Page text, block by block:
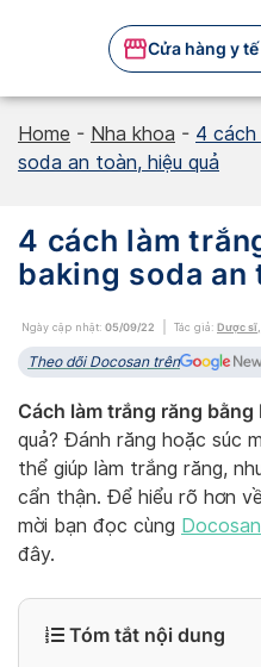
Cửa hàng y tế
Home - Nha khoa - 4 cách
soda an toàn, hiệu quả
4 cách làm
baking soda an
Ngày cập nhật: 05/09/22 Tác giả: Dược sĩ,
Theo dõi Docosan trên
Cách làm trắng răng
quả? Đánh răng hoặc súc
thể giúp làm trắng răng,
cẩn thận. Để hiểu rõ hơn
mời bạn đọc cùng Docosan
đây.
Tóm tắt nội dung